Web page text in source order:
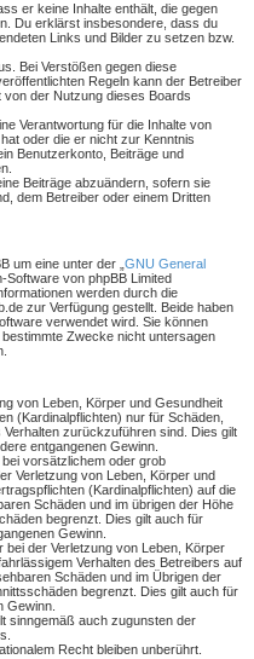
er keine Inhalte enthält, die gegen
Du erklärst insbesondere, dass du
Links und Bilder zu setzen bzw.
Bei Verstößen gegen diese
Regeln kann der Betreiber
der Nutzung dieses Boards
Verantwortung für die Inhalte von
oder die er nicht zur Kenntnis
Benutzerkonto, Beiträge und
Beiträge abzuändern, sofern sie
dem Betreiber oder einem Dritten
um eine unter der „ GNU General
Software von phpBB Limited
werden durch die
zur Verfügung gestellt. Beide haben
verwendet wird. Sie können
Zwecke nicht untersagen
von Leben, Körper und Gesundheit
(Kardinalpflichten) nur für Schäden,
zurückzuführen sind. Dies gilt
entgangenen Gewinn.
vorsätzlichem oder grob
Verletzung von Leben, Körper und
(Kardinalpflichten) auf die
Schäden und im übrigen der Höhe
begrenzt. Dies gilt auch für
Gewinn.
der Verletzung von Leben, Körper
Verhalten des Betreibers auf
Schäden und im Übrigen der
begrenzt. Dies gilt auch für
Gewinn.
sinngemäß auch zugunsten der
Recht bleiben unberührt.